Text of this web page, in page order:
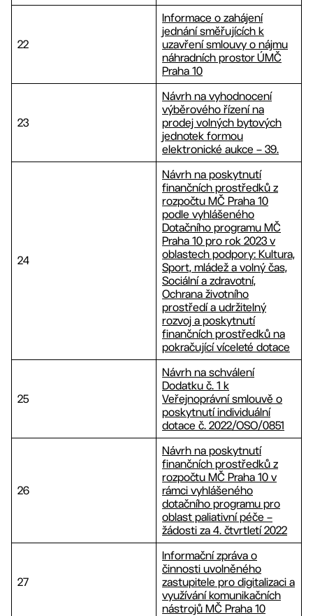
22
Informace o zahájení
jednání směřujících k
uzavření smlouvy o nájmu
náhradních prostor ÚMČ
Praha 10
23
Návrh na vyhodnocení
výběrového řízení na
prodej volných bytových
jednotek formou
elektronické aukce – 39.
24
Návrh na poskytnutí
finančních prostředků z
rozpočtu MČ Praha 10
podle vyhlášeného
Dotačního programu MČ
Praha 10 pro rok 2023 v
oblastech podpory: Kultura,
Sport, mládež a volný čas,
Sociální a zdravotní,
Ochrana životního
prostředí a udržitelný
rozvoj a poskytnutí
finančních prostředků na
pokračující víceleté dotace
25
Návrh na schválení
Dodatku č. 1 k
Veřejnoprávní smlouvě o
poskytnutí individuální
dotace č. 2022/OSO/0851
26
Návrh na poskytnutí
finančních prostředků z
rozpočtu MČ Praha 10 v
rámci vyhlášeného
dotačního programu pro
oblast paliativní péče –
žádosti za 4. čtvrtletí 2022
27
Informační zpráva o
činnosti uvolněného
zastupitele pro digitalizaci a
využívání komunikačních
nástrojů MČ Praha 10